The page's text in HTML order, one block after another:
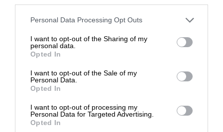
Personal Data Processing Opt Outs
I want to opt-out of the Sharing of my
personal data.
Opted In
I want to opt-out of the Sale of my
Personal Data.
Opted In
I want to opt-out of processing my
Personal Data for Targeted Advertising.
Opted In
mogą być korzystne dla osób, które drukują duże ilości
dokumentów.
Tusze HP zapewniają wysoką jakość wydruków, oferując
wyraźne teksty, ostre linie i naturalne kolory.
Zapewniają one trwałość wydruków, która utrzymuje się
przez długi czas.
HP stawia na jakość i zabezpieczenia swoich
produktów. Tusze HP zostały opracowane w taki
Pojemność 400 ml
Liczba w
jednostkowym
INFORMACJE HANDLOWE